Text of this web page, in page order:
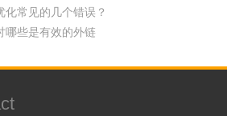
常见的几个错误？
哪些是有效的外链